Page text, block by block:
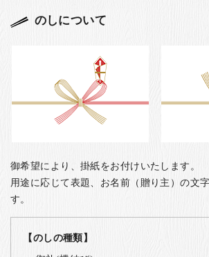
のしについて
御希望により、掛紙をお付けいたします。
用途に応じて表題、お名前（贈り主）の文
す。
【のしの種類】